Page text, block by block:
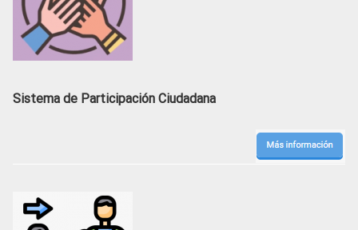
Sistema de Participación Ciudadana